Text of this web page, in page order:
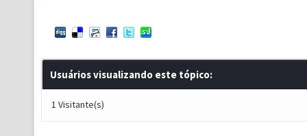
Usuários visualizando este tópico:
1 Visitante(s)